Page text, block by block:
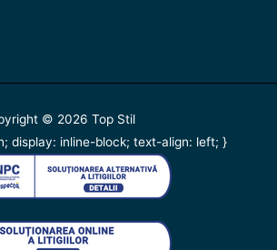
© 2026 Top Stil
display: inline-block; text-align: left; }